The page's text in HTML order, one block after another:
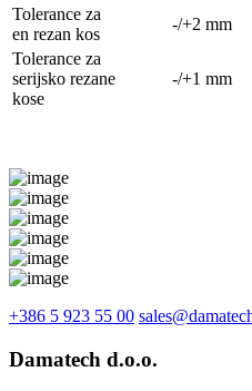
Tolerance za
en rezan kos
-/+2 mm
Tolerance za
serijsko rezane
kose
-/+1 mm
+386 5 923 55 00
Damatech d.o.o.